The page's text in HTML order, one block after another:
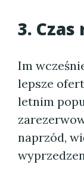
3.
Im
lepsze
letnim
naprzód,